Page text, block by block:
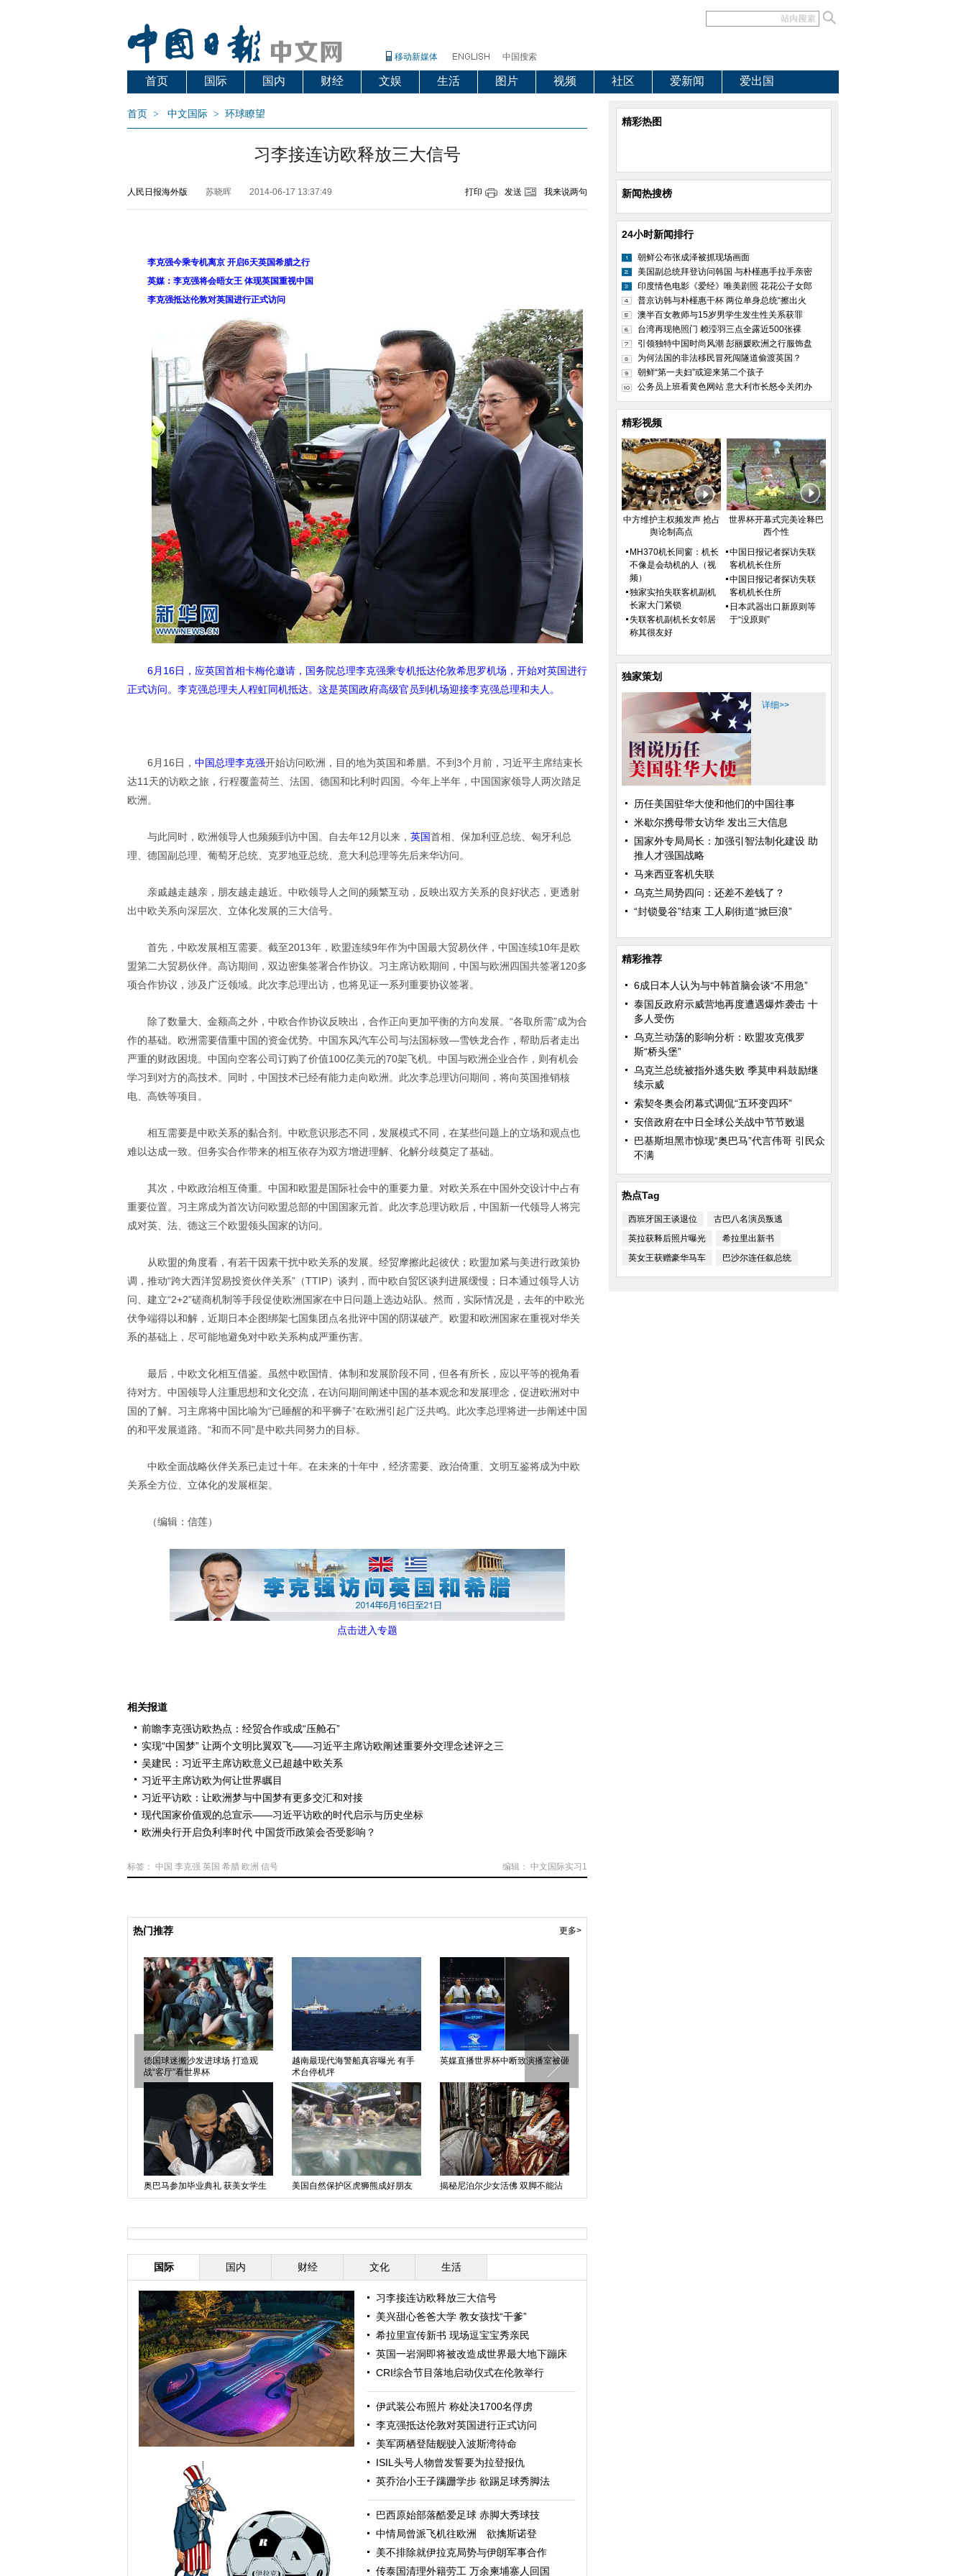
移动新媒体 中国搜索
首页 国际 国内 财经 文娱 生活 图片 视频 社区 爱新闻 爱出国
首页 > 中文国际 > 环球瞭望
习李接连访欧释放三大信号
人民日报海外版 苏晓晖 2014-06-17 13:37:49 打印 发送 我来说两句
李克强今乘专机离京 开启6天英国希腊之行
英媒：李克强将会晤女王 体现英国重视中国
李克强抵达伦敦对英国进行正式访问
6月16日，应英国首相卡梅伦邀请，国务院总理李克强乘专机抵达伦敦希思罗机场，开始对英国进行
正式访问。李克强总理夫人程虹同机抵达。这是英国政府高级官员到机场迎接李克强总理和夫人。
6月16日， 中国总理李克强开始访问欧洲，目的地为英国和希腊。不到3个月前，习近平主席结束长
达11天的访欧之旅，行程覆盖荷兰、法国、德国和比利时四国。今年上半年，中国国家领导人两次踏足
欧洲。
与此同时，欧洲领导人也频频到访中国。自去年12月以来， 英国首相、保加利亚总统、匈牙利总
理、德国副总理、葡萄牙总统、克罗地亚总统、意大利总理等先后来华访问。
亲戚越走越亲，朋友越走越近。中欧领导人之间的频繁互动，反映出双方关系的良好状态，更透射
出中欧关系向深层次、立体化发展的三大信号。
首先，中欧发展相互需要。截至2013年，欧盟连续9年作为中国最大贸易伙伴，中国连续10年是欧
盟第二大贸易伙伴。高访期间，双边密集签署合作协议。习主席访欧期间，中国与欧洲四国共签署120多
项合作协议，涉及广泛领域。此次李总理出访，也将见证一系列重要协议签署。
除了数量大、金额高之外，中欧合作协议反映出，合作正向更加平衡的方向发展。“各取所需”成为合
作的基础。欧洲需要借重中国的资金优势。中国东风汽车公司与法国标致—雪铁龙合作，帮助后者走出
严重的财政困境。中国向空客公司订购了价值100亿美元的70架飞机。中国与欧洲企业合作，则有机会
学习到对方的高技术。同时，中国技术已经有能力走向欧洲。此次李总理访问期间，将向英国推销核
电、高铁等项目。
相互需要是中欧关系的黏合剂。中欧意识形态不同，发展模式不同，在某些问题上的立场和观点也
难以达成一致。但务实合作带来的相互依存为双方增进理解、化解分歧奠定了基础。
其次，中欧政治相互倚重。中国和欧盟是国际社会中的重要力量。对欧关系在中国外交设计中占有
重要位置。习主席成为首次访问欧盟总部的中国国家元首。此次李总理访欧后，中国新一代领导人将完
成对英、法、德这三个欧盟领头国家的访问。
从欧盟的角度看，有若干因素干扰中欧关系的发展。经贸摩擦此起彼伏；欧盟加紧与美进行政策协
调，推动“跨大西洋贸易投资伙伴关系”（TTIP）谈判，而中欧自贸区谈判进展缓慢；日本通过领导人访
问、建立“2+2”磋商机制等手段促使欧洲国家在中日问题上选边站队。然而，实际情况是，去年的中欧光
伏争端得以和解，近期日本企图绑架七国集团点名批评中国的阴谋破产。欧盟和欧洲国家在重视对华关
系的基础上，尽可能地避免对中欧关系构成严重伤害。
最后，中欧文化相互借鉴。虽然中欧国情、体制和发展阶段不同，但各有所长，应以平等的视角看
待对方。中国领导人注重思想和文化交流，在访问期间阐述中国的基本观念和发展理念，促进欧洲对中
国的了解。习主席将中国比喻为“已睡醒的和平狮子”在欧洲引起广泛共鸣。此次李总理将进一步阐述中国
的和平发展道路。“和而不同”是中欧共同努力的目标。
中欧全面战略伙伴关系已走过十年。在未来的十年中，经济需要、政治倚重、文明互鉴将成为中欧
关系全方位、立体化的发展框架。
（编辑：信莲）
点击进入专题
相关报道
前瞻李克强访欧热点：经贸合作或成“压舱石”
实现“中国梦” 让两个文明比翼双飞——习近平主席访欧阐述重要外交理念述评之三
吴建民：习近平主席访欧意义已超越中欧关系
习近平主席访欧为何让世界瞩目
习近平访欧：让欧洲梦与中国梦有更多交汇和对接
现代国家价值观的总宣示——习近平访欧的时代启示与历史坐标
欧洲央行开启负利率时代 中国货币政策会否受影响？
编辑： 中文国际实习1
标签： 中国 李克强 英国 希腊 欧洲 信号
热门推荐 更多>
德国球迷搬沙发进球场 打造观
战“客厅”看世界杯
越南最现代海警船真容曝光 有手
术台停机坪
英媒直播世界杯中断致演播室被砸
奥巴马参加毕业典礼 获美女学生
热情拥抱
美国自然保护区虎狮熊成好朋友
同游泳共戏水
揭秘尼泊尔少女活佛 双脚不能沾
地
国际 国内 财经 文化 生活
习李接连访欧释放三大信号
美兴甜心爸爸大学 教女孩找“干爹”
希拉里宣传新书 现场逗宝宝秀亲民
英国一岩洞即将被改造成世界最大地下蹦床
CRI综合节目落地启动仪式在伦敦举行
伊武装公布照片 称处决1700名俘虏
李克强抵达伦敦对英国进行正式访问
美军两栖登陆舰驶入波斯湾待命
ISIL头号人物曾发誓要为拉登报仇
英乔治小王子蹒跚学步 欲踢足球秀脚法
巴西原始部落酷爱足球 赤脚大秀球技
中情局曾派飞机往欧洲 欲擒斯诺登
美不排除就伊拉克局势与伊朗军事合作
传泰国清理外籍劳工 万余柬埔寨人回国
精彩热图
新闻热搜榜
24小时新闻排行
朝鲜公布张成泽被抓现场画面
美国副总统拜登访问韩国 与朴槿惠手拉手亲密
印度情色电影《爱经》唯美剧照 花花公子女郎
普京访韩与朴槿惠干杯 两位单身总统“擦出火
澳半百女教师与15岁男学生发生性关系获罪
台湾再现艳照门 赖滢羽三点全露近500张裸
引领独特中国时尚风潮 彭丽媛欧洲之行服饰盘
为何法国的非法移民冒死闯隧道偷渡英国？
朝鲜“第一夫妇”或迎来第二个孩子
公务员上班看黄色网站 意大利市长怒令关闭办
精彩视频
中方维护主权频发声 抢占
舆论制高点
世界杯开幕式完美诠释巴
西个性
MH370机长同窗：机长
不像是会劫机的人（视
频）
独家实拍失联客机副机
长家大门紧锁
失联客机副机长女邻居
称其很友好
中国日报记者探访失联
客机机长住所
中国日报记者探访失联
客机机长住所
日本武器出口新原则等
于“没原则”
独家策划
详细>>
历任美国驻华大使和他们的中国往事
米歇尔携母带女访华 发出三大信息
国家外专局局长：加强引智法制化建设 助
推人才强国战略
马来西亚客机失联
乌克兰局势四问：还差不差钱了？
“封锁曼谷”结束 工人刷街道“掀巨浪”
精彩推荐
6成日本人认为与中韩首脑会谈“不用急”
泰国反政府示威营地再度遭遇爆炸袭击 十
多人受伤
乌克兰动荡的影响分析：欧盟攻克俄罗
斯“桥头堡”
乌克兰总统被指外逃失败 季莫申科鼓励继
续示威
索契冬奥会闭幕式调侃“五环变四环”
安倍政府在中日全球公关战中节节败退
巴基斯坦黑市惊现“奥巴马”代言伟哥 引民众
不满
热点Tag
西班牙国王谈退位
古巴八名演员叛逃
英拉获释后照片曝光
希拉里出新书
英女王获赠豪华马车
巴沙尔连任叙总统